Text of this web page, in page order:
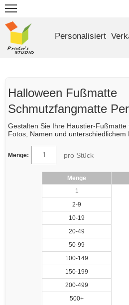
Halloween Fußmatte
Schmutzfangmatte
Gestalten Sie Ihre Haustier-
Fotos, Namen und unterschiedlichem
Menge: pro Stück
Menge
1
2-9
10-19
20-49
50-99
100-149
150-199
200-499
500+
Personalisiert